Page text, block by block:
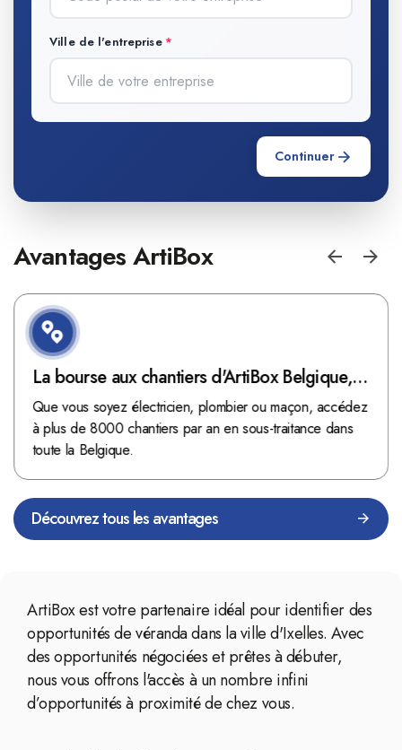
Ville de l'entreprise
Continuer
Avantages ArtiBox
La bourse aux chantiers d'ArtiBox Belgique,
véritable mine d'or !
Que vous soyez électricien, plombier ou maçon, accédez
à plus de 8000 chantiers par an en sous-traitance dans
toute la Belgique.
Découvrez tous les avantages
ArtiBox est votre partenaire idéal pour identifier des
opportunités de véranda dans la ville d'Ixelles. Avec
des opportunités négociées et prêtes à débuter,
nous vous offrons l'accès à un nombre infini
d’opportunités à proximité de chez vous.